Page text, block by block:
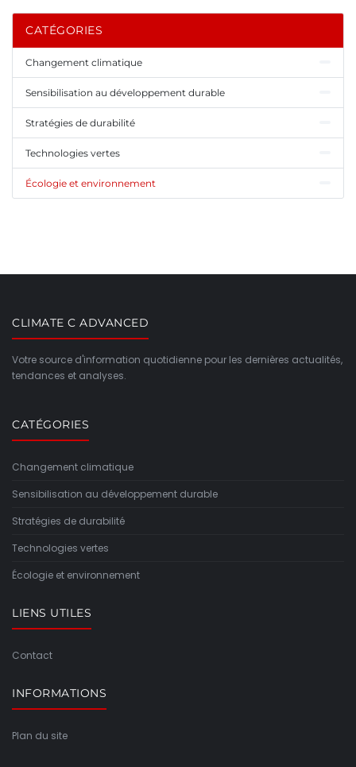
CATÉGORIES
Changement climatique
Sensibilisation au développement durable
Stratégies de durabilité
Technologies vertes
Écologie et environnement
CLIMATE C ADVANCED
Votre source d'information quotidienne pour les dernières actualités,
tendances et analyses.
CATÉGORIES
Changement climatique
Sensibilisation au développement durable
Stratégies de durabilité
Technologies vertes
Écologie et environnement
LIENS UTILES
Contact
INFORMATIONS
Plan du site